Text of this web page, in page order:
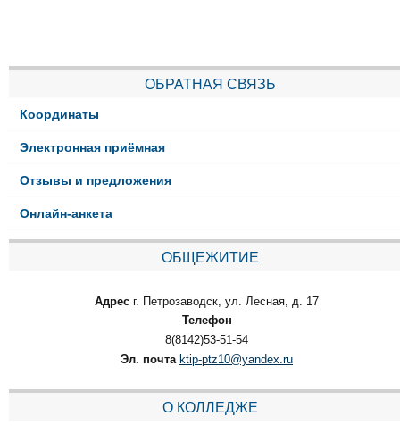
ОБРАТНАЯ СВЯЗЬ
Координаты
Электронная приёмная
Отзывы и предложения
Онлайн-анкета
ОБЩЕЖИТИЕ
Адрес г. Петрозаводск, ул. Лесная, д. 17
Телефон
8(8142)53-51-54
Эл. почта ktip-ptz10@yandex.ru
О КОЛЛЕДЖЕ